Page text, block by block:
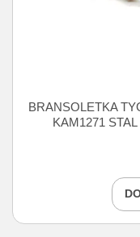
BRANSOLETKA
KAM1271